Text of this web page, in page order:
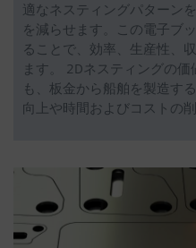
適なネスティングパターン
を減らせます。この電子ブ
ることで、効率、生産性、
ます。 2Dネスティングの
も、板金から船舶を製造す
向上や時間およびコストの